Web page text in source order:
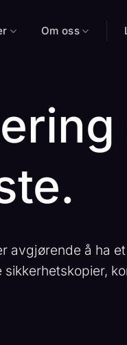
Om oss
avgjørende å ha